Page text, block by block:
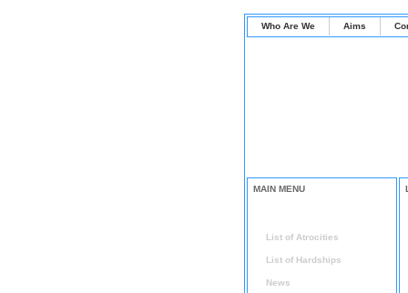
Who Are We Aims
MAIN MENU
List of Atrocities
List of Hardships
News